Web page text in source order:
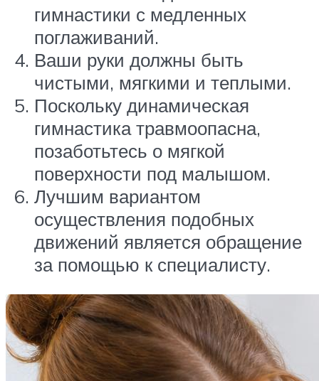
гимнастики с медленных
поглаживаний.
Ваши руки должны быть
чистыми, мягкими и теплыми.
Поскольку динамическая
гимнастика травмоопасна,
позаботьтесь о мягкой
поверхности под малышом.
Лучшим вариантом
осуществления подобных
движений является обращение
за помощью к специалисту.